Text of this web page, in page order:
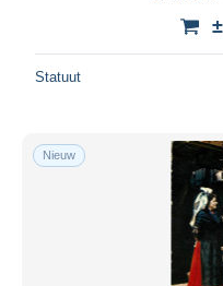
Statuut
Nieuw